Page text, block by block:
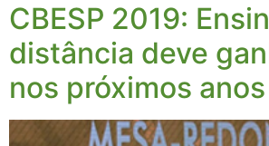
CBESP 2019:
distância deve
nos próximos anos